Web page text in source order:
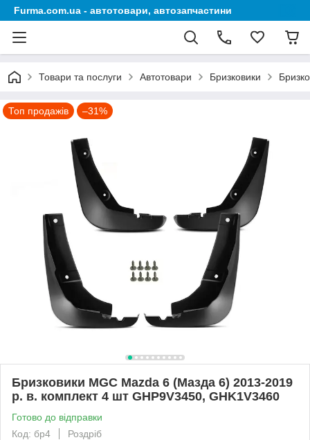
Furma.com.ua - автотовари, автозапчастини
Товари та послуги Автотовари Бризковики
Топ продажів –31%
Бризковики MGC Mazda 6 (Мазда 6) 2013-2019
р. в. комплект 4 шт GHP9V3450, GHK1V3460
Готово до відправки
Код: бр4
Роздріб